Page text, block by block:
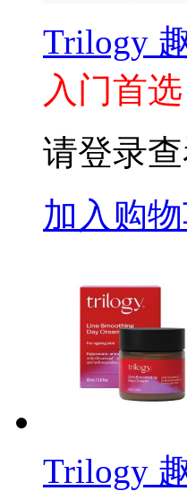
Trilogy
入门首
请登录
加入购
Trilogy